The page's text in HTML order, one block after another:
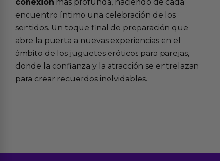
conexión más profunda, haciendo de cada
encuentro íntimo una celebración de los
sentidos. Un toque final de preparación que
abre la puerta a nuevas experiencias en el
ámbito de los juguetes eróticos para parejas,
donde la confianza y la atracción se entrelazan
para crear recuerdos inolvidables.